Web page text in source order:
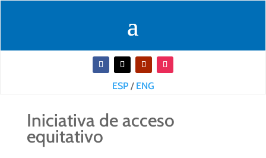
ESP/ ENG
Iniciativa de acceso
equitativo